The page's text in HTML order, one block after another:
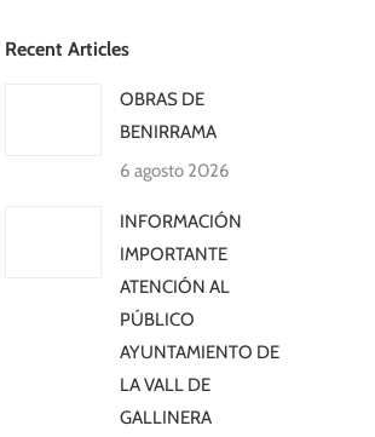
Recent Articles
OBRAS DE
BENIRRAMA
6 agosto 2026
INFORMACIÓN
IMPORTANTE
ATENCIÓN AL
PÚBLICO
AYUNTAMIENTO DE
LA VALL DE
GALLINERA